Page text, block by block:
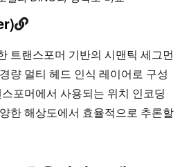
트랜스포머 기반의 시맨틱 세그먼
량 멀티 헤드 인식 레이어로 구성
포머에서 사용되는 위치 인코딩
한 해상도에서 효율적으로 추론할